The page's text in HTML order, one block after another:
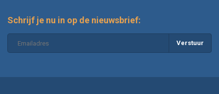
Schrijf je nu in op de nieuwsbrief:
Verstuur